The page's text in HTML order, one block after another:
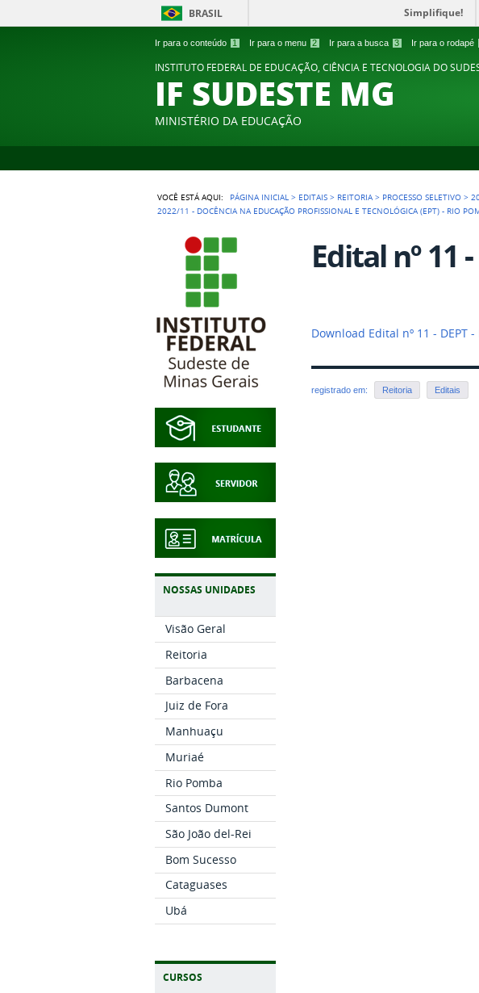
Ir para o conteúdo 1 Ir para o menu 2 Ir para a busca 3 Ir para o rodapé
BRASIL Simplifique!
INSTITUTO FEDERAL DE EDUCAÇÃO, CIÊNCIA E TECNOLOGIA DO
IF SUDESTE MG
MINISTÉRIO DA EDUCAÇÃO
VOCÊ ESTÁ AQUI: PÁGINA INICIAL > EDITAIS > REITORIA > PROCESSO SELETIVO >
2022/11 - DOCÊNCIA NA EDUCAÇÃO PROFISSIONAL E TECNOLÓGICA (EPT) - RIO
NOSSAS UNIDADES
Visão Geral
Reitoria
Barbacena
Juiz de Fora
Manhuaçu
Muriaé
Rio Pomba
Santos Dumont
São João del-Rei
Bom Sucesso
Cataguases
Ubá
CURSOS
Edital nº 11
Download Edital nº 11 - DEPT
registrado em: Reitoria Editais